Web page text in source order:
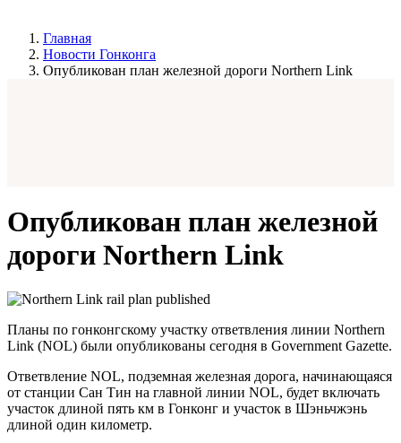
Главная
Новости Гонконга
Опубликован план железной дороги Northern Link
Опубликован план железной
дороги Northern Link
Планы по гонконгскому участку ответвления линии Northern
Link (NOL) были опубликованы сегодня в Government Gazette.
Ответвление NOL, подземная железная дорога, начинающаяся
от станции Сан Тин на главной линии NOL, будет включать
участок длиной пять км в Гонконг и участок в Шэньчжэнь
длиной один километр.